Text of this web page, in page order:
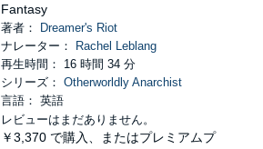
Fantasy
著者：
Dreamer's Riot
ナレーター：
Rachel Leblang
再生時間： 16 時間 34 分
シリーズ： Otherworldly Anarchist
言語： 英語
レビューはまだありません。
￥3,370 で購入、またはプレミアムプ